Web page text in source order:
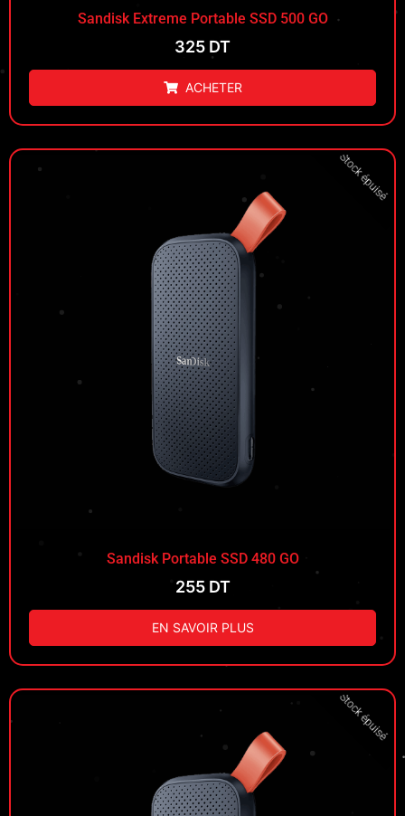
Sandisk Extreme Portable SSD 500 GO
325 DT
ACHETER
Sandisk Portable SSD 480 GO
Stock épuisé
255DT
EN SAVOIR PLUS
Stock épuisé